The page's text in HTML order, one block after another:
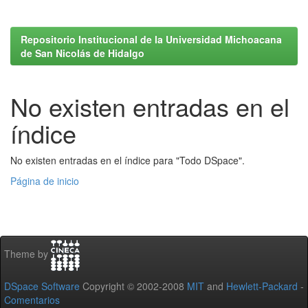
Repositorio Institucional de la Universidad Michoacana
de San Nicolás de Hidalgo
No existen entradas en el
índice
No existen entradas en el índice para "Todo DSpace".
Página de inicio
Theme by
DSpace Software Copyright © 2002-2008 MIT and Hewlett-Packard -
Comentarios